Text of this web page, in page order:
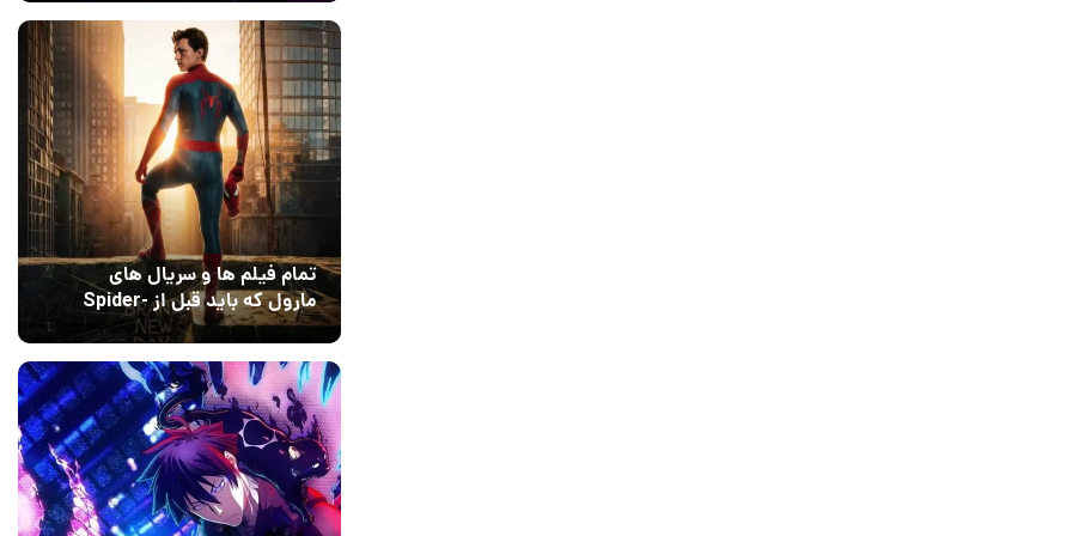
تمام فیلم ها و سریال های
مارول که باید قبل از Spider-
Man: Brand New Day تماشا
۰ 10 مرداد 1405